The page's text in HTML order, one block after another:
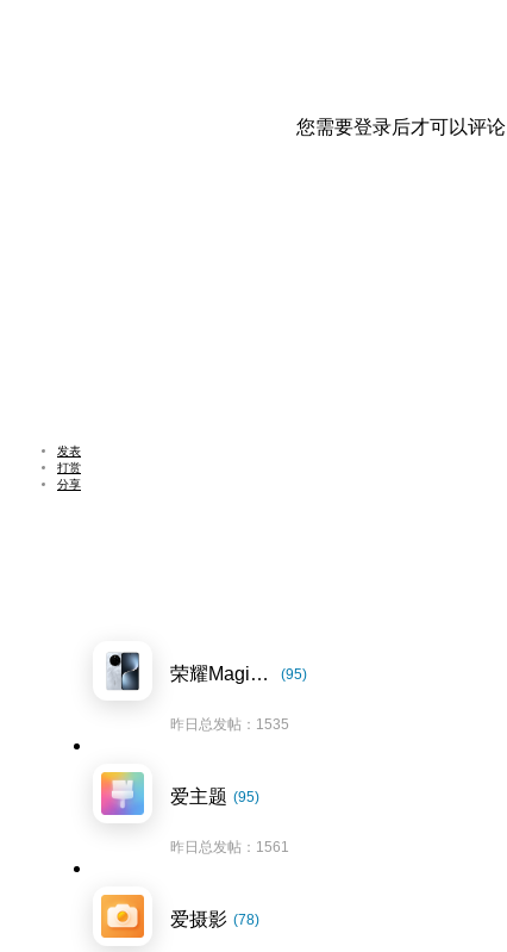
您需要登录后才可以评论
发表
打赏
分享
荣耀Magic7系列 (95)
昨日总发帖：1535
爱主题 (95)
昨日总发帖：1561
爱摄影 (78)